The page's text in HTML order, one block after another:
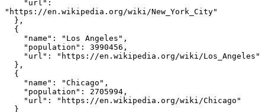
"https://en.wikipedia.org/wiki/New_York_City"